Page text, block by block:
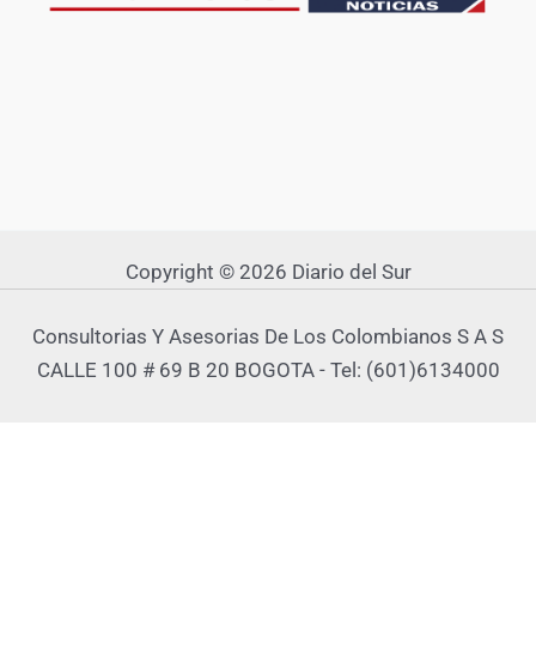
Copyright © 2026 Diario del Sur
Consultorias Y Asesorias De Los Colombianos S A S
CALLE 100 # 69 B 20 BOGOTA - Tel: (601)6134000